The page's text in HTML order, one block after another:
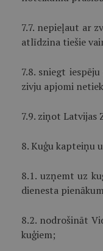
7.7. nepieļaut ar
atlīdzina tiešie
7.8. sniegt
zivju apjomi
7.9. ziņot
8. Kuģu kapteiņu
8.1. uzņemt uz
dienesta
8.2. nodrošināt
kuģiem;